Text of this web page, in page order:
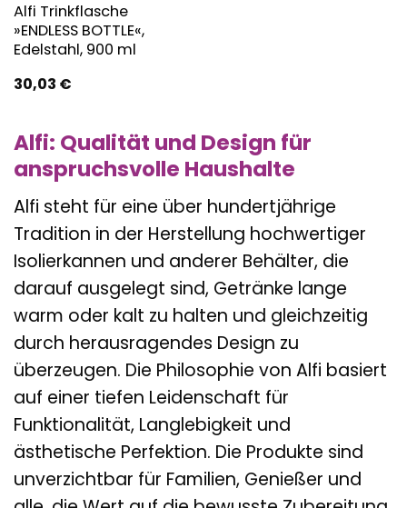
Alfi Trinkflasche
»ENDLESS BOTTLE«,
Edelstahl, 900 ml
30,03 €
Alfi: Qualität und Design für
anspruchsvolle Haushalte
Alfi steht für eine über hundertjährige
Tradition in der Herstellung hochwertiger
Isolierkannen und anderer Behälter, die
darauf ausgelegt sind, Getränke lange
warm oder kalt zu halten und gleichzeitig
durch herausragendes Design zu
überzeugen. Die Philosophie von Alfi basiert
auf einer tiefen Leidenschaft für
Funktionalität, Langlebigkeit und
ästhetische Perfektion. Die Produkte sind
unverzichtbar für Familien, Genießer und